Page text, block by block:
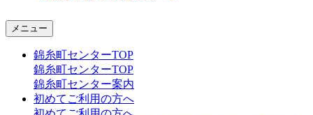
メニュー
錦糸町センターTOP
錦糸町センターTOP
錦糸町センター案内
初めてご利用の方へ